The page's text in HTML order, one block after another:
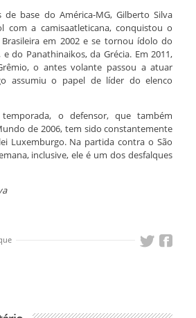
de base do América-MG, Gilberto Silva
com a camisaatleticana, conquistou o
Brasileira em 2002 e se tornou ídolo do
do Panathinaikos, da Grécia. Em 2011,
o antes volante passou a atuar
assumiu o papel de líder do elenco
o defensor, que também
de 2006, tem sido constantemente
Luxemburgo. Na partida contra o São
inclusive, ele é um dos desfalques